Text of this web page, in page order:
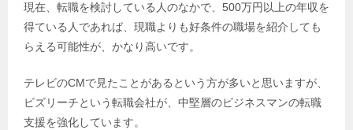
現在、転職を検討している人のなかで、500万円以上の年収を
得ている人であれば、現職よりも好条件の職場を紹介しても
らえる可能性が、かなり高いです。
テレビのCMで見たことがあるという方が多いと思いますが、
ビズリーチという転職会社が、中堅層のビジネスマンの転職
支援を強化しています。